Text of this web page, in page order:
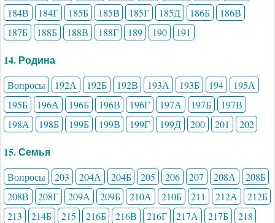
184В
184Г 185Б 185В 185Г 185Д 186Б
186В
187Б
188Б 188В 188Г 189 190 191
14. Родина
Вопросы 192А 192Б 192В 193А 193Б 194
195А
195Б
196А 196Б 196В 196Г 197А 197Б
197В
198А
198Б 199Б 199В 199Г 199Д 200 201 202
15. Семья
Вопросы 203 204А 204Б 205 206 207 208А
208Б
208В
208Г 209А 209Б 210А 210Б 211 212А
212Б
213
214Б 215 216Б 216В 216Г 217А 217Б
218